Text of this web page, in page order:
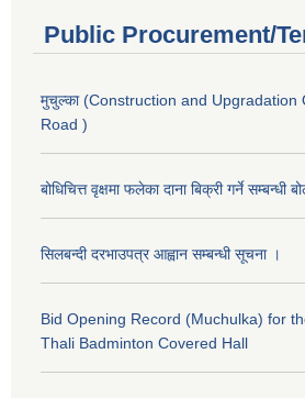
Public Procurement/
मुचुल्का (Construction and Upgradation
Road )
बोधिचित्त वृक्षमा फलेका दाना बिक्री गर्ने सम्बन्धी
सिलबन्दी दरभाउपत्र आह्वान सम्बन्धी सूचना ।
Bid Opening Record (Muchulka) for
Thali Badminton Covered Hall